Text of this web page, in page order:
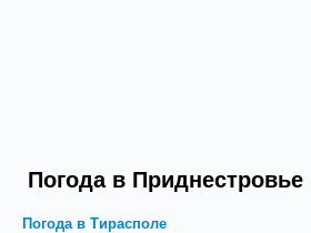
Погода в Приднестровье
Погода в Тирасполе